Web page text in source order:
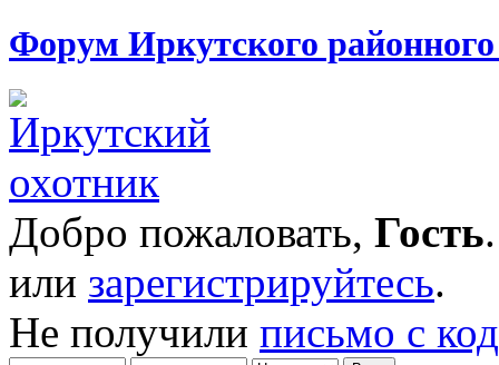
Форум Иркутского
Добро пожаловать, Гость
или зарегистрируйтесь.
Не получили письмо с